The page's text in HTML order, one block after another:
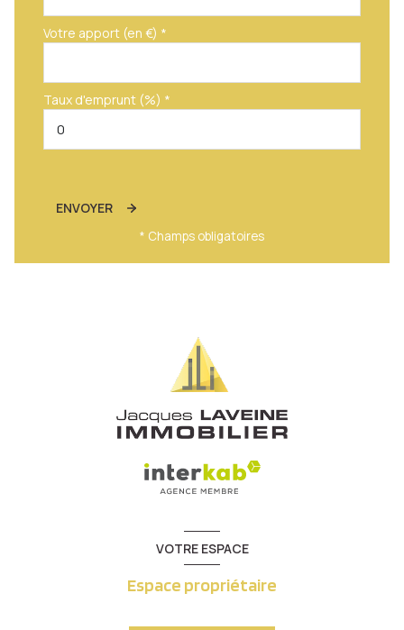
Votre apport (en €) *
Taux d'emprunt (%) *
ENVOYER
* Champs obligatoires
VOTRE ESPACE
Espace propriétaire